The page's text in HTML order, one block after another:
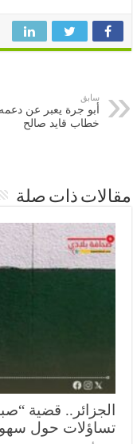
أبو جرة يعبر عن دعمه لما
خطاب قايد صالح
ذات صلة
قضية
حول سهولة